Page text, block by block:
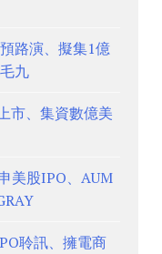
路演、擬集1億
九
市、集資數億美
美股IPO、AUM
聆訊、擁電商